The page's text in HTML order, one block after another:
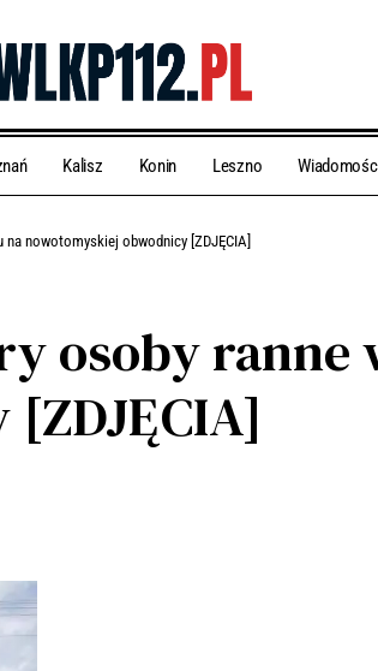
Kalisz Konin Leszno
nowotomyskiej obwodnicy [ZDJĘCIA]
osoby ranne